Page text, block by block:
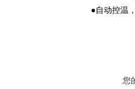
●自动控温
您